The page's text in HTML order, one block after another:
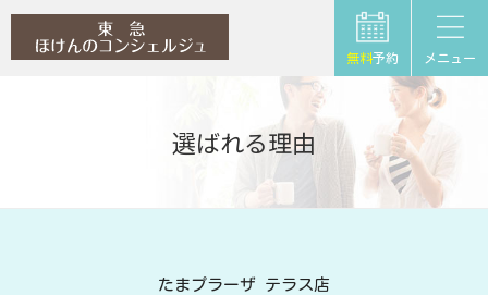
メニュー
無料予約
選ばれる理由
たまプラーザ テラス店